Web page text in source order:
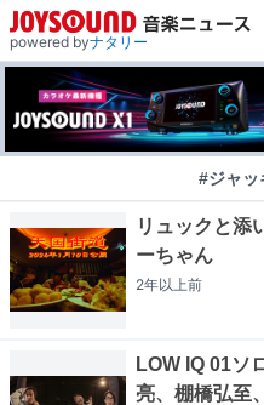
powered byナタリー
#ジャッ
リュックと添
ーちゃん
2年以上前
LOW IQ 01ソ
亮、棚橋弘至